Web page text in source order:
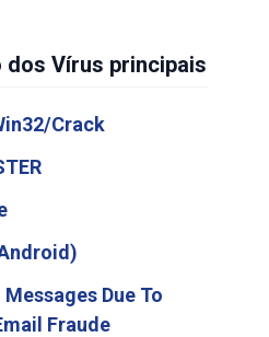
dos Vírus principais
Crack
Due To
Fraude